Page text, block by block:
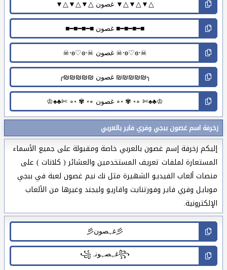
زخرفة اسم غصون ببجي وفري فاير بالعربي
إليكم زخرفة إسم غصون بالعربي خاصة ومقبولة على جميع الأسماء
المستعارة لملفات تعريف المستخدمين والعشائر ( كلانات ) على
منصات ألعاب الفيديو الشهيرة مثل نك نيم غصون لعبة في ببجي
موبايل وفري فاير وفورتنايت واقاريو وليجند وغيرها من الألعاب
الإلكترونية.